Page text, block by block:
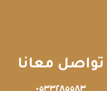
تواصل معانا